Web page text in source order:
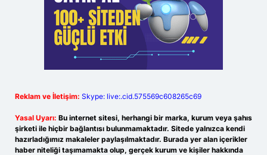
Reklam ve İletişim: Skype: live:.cid.575569c608265c69
Yasal Uyarı: Bu internet sitesi, herhangi bir marka, kurum veya şahıs
şirketi ile hiçbir bağlantısı bulunmamaktadır. Sitede yalnızca kendi
hazırladığımız makaleler paylaşılmaktadır. Burada yer alan içerikler
haber niteliği taşımamakta olup, gerçek kurum ve kişiler hakkında